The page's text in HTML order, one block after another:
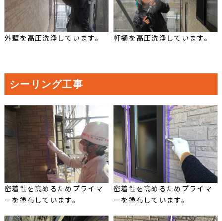
外壁を高圧洗浄しています。 軒樋を高圧洗浄しています。
シーリング工事
密着性を高めるためプライマ
ーを塗布しています。
密着性を高めるためプライマ
ーを塗布しています。